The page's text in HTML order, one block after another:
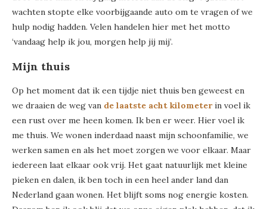
wachten stopte elke voorbijgaande auto om te vragen of we
hulp nodig hadden. Velen handelen hier met het motto
‘vandaag help ik jou, morgen help jij mij’.
Mijn thuis
Op het moment dat ik een tijdje niet thuis ben geweest en
we draaien de weg van de laatste acht kilometerin voel ik
een rust over me heen komen. Ik ben er weer. Hier voel ik
me thuis. We wonen inderdaad naast mijn schoonfamilie, we
werken samen en als het moet zorgen we voor elkaar. Maar
iedereen laat elkaar ook vrij. Het gaat natuurlijk met kleine
pieken en dalen, ik ben toch in een heel ander land dan
Nederland gaan wonen. Het blijft soms nog energie kosten.